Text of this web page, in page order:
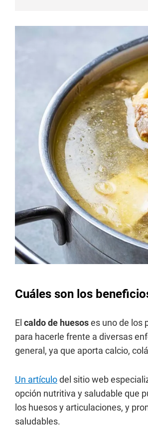
Cuáles son los
El caldo de huesoses uno de los
para hacerle frente a diversas
general, ya que aporta calcio,
Un artículodel sitio web
opción nutritiva y saludable que
los huesos y articulaciones, y
saludables.